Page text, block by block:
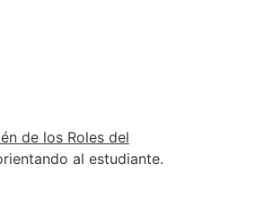
de los Roles del
al estudiante.